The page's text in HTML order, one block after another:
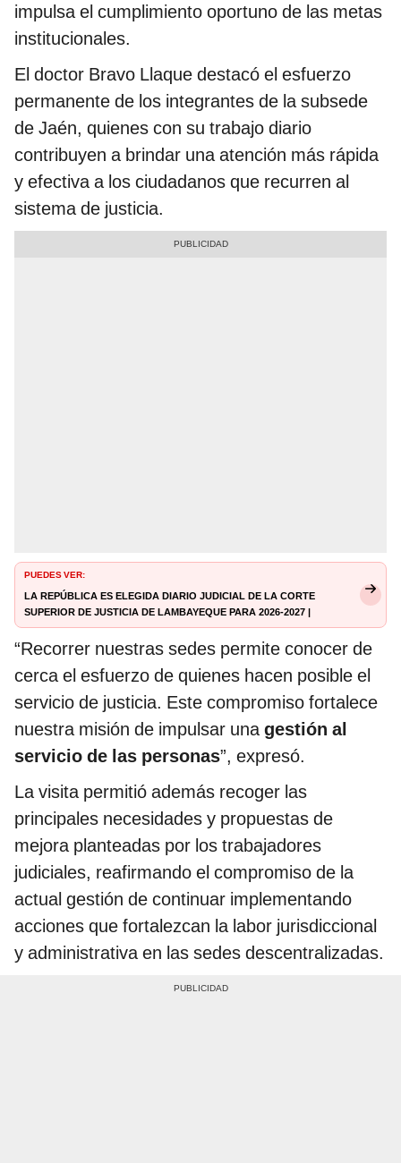
impulsa el cumplimiento oportuno de las metas
institucionales.
El doctor Bravo Llaque destacó el esfuerzo
permanente de los integrantes de la subsede
de Jaén, quienes con su trabajo diario
contribuyen a brindar una atención más rápida
y efectiva a los ciudadanos que recurren al
sistema de justicia.
PUEDES VER:
La República es elegida diario judicial de la Corte
Superior de Justicia de Lambayeque para 2026-2027 |
Judicialidad | La República
“Recorrer nuestras sedes permite conocer de
cerca el esfuerzo de quienes hacen posible el
servicio de justicia. Este compromiso fortalece
nuestra misión de impulsar unagestión al
servicio de las personas”, expresó.
La visita permitió además recoger las
principales necesidades y propuestas de
mejora planteadas por los trabajadores
judiciales, reafirmando el compromiso de la
actual gestión de continuar implementando
acciones que fortalezcan la labor jurisdiccional
y administrativa en las sedes descentralizadas.